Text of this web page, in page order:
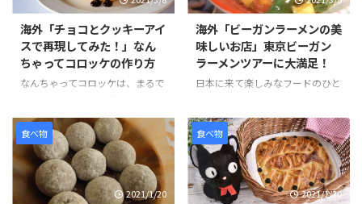
海外「チョコとクッキーアイ
スで再現してみた！」なん
ちゃってコロッケの作り方
なんちゃってコロッケは、まるで
ロッケにはクッキーアイスクリー
ム、ソースにはチョコレートをか
けてた見た目にもそっくりなスイ
ーツです。 作り方は、簡単でお
好みのクッキーを砕きアイスとよ
く混ぜます。コーンフレークも同
海外「ビーガンラーメンの美
味しいお店」東京ビーガン
ラーメンツアーに大満足！
日本に来て楽しみなフードのひと
本のラーメンは世界的に人気のあ
る食べ物です。そんな観光客のニ
ーズに応える形で、ビーガンやグ
ルテンフリーのラーメンを提供し
ているお店が東京でも少しずつ増
えています。 その中でも特にお気
食べ物
2021/1/20
食べ物
2021/1/20